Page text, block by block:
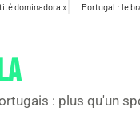
dominadora » Portugal : le
: plus qu'un